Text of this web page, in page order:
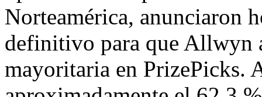
Norteamérica, anunciaron
definitivo para que Allwyn
mayoritaria en PrizePicks.